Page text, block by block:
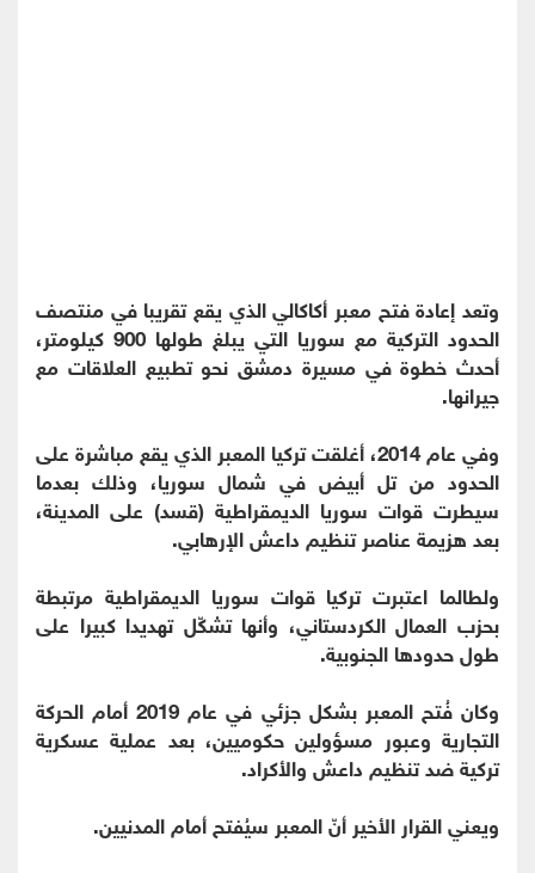
وتعد إعادة فتح معبر أكاكالي الذي يقع تقريبا في منتصف
الحدود التركية مع سوريا التي يبلغ طولها 900 كيلومتر،
أحدث خطوة في مسيرة دمشق نحو تطبيع العلاقات مع
جيرانها.
وفي عام 2014، أغلقت تركيا المعبر الذي يقع مباشرة على
الحدود من تل أبيض في شمال سوريا، وذلك بعدما
سيطرت قوات سوريا الديمقراطية (قسد) على المدينة،
بعد هزيمة عناصر تنظيم داعش الإرهابي.
ولطالما اعتبرت تركيا قوات سوريا الديمقراطية مرتبطة
بحزب العمال الكردستاني، وأنها تشكّل تهديدا كبيرا على
طول حدودها الجنوبية.
وكان فُتح المعبر بشكل جزئي في عام 2019 أمام الحركة
التجارية وعبور مسؤولين حكوميين، بعد عملية عسكرية
تركية ضد تنظيم داعش والأكراد.
ويعني القرار الأخير أنّ المعبر سيُفتح أمام المدنيين.